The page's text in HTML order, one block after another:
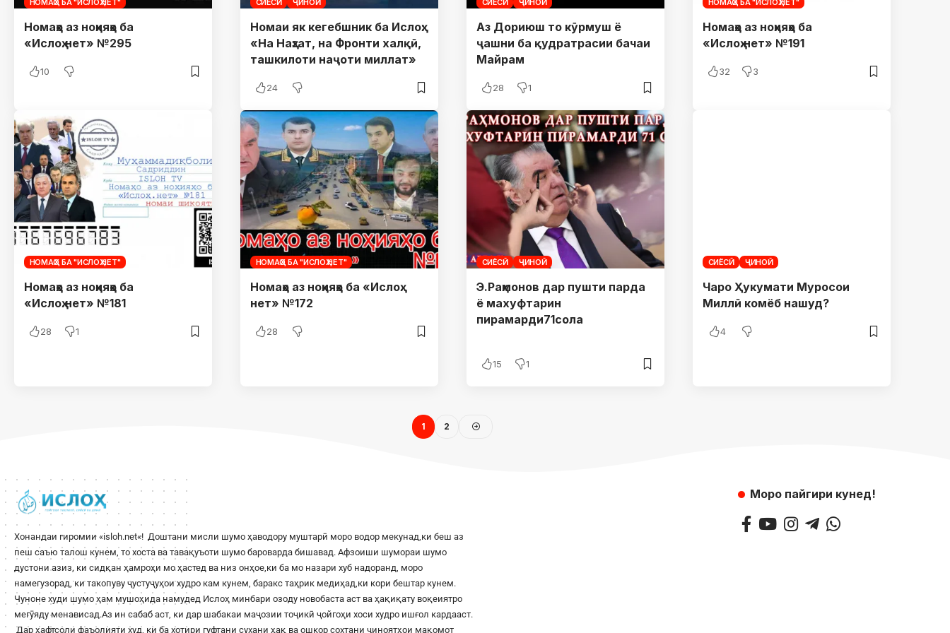
Номаҳо аз ноҳияҳо ба
«Ислоҳ.нет» №295
10
Номаи як кегебшник ба Ислоҳ:
«На Наҳзат, на Фронти халқӣ,
ташкилоти наҷоти миллат»
24
Аз Дориюш то кӯрмуш ё
ҷашни ба қудратрасии бачаи
Майрам
28 1
Номаҳо аз ноҳияҳо ба
«Ислоҳ.нет» №191
32 3
НОМАҲО БА "ИСЛОҲ.НЕТ"
Номаҳо аз ноҳияҳо ба
«Ислоҳ.нет» №181
28 1
НОМАҲО БА "ИСЛОҲ.НЕТ"
Номаҳо аз ноҳияҳо ба «Ислоҳ.
нет» №172
28
СИЁСӢ ҶИНОӢ
Э.Раҳмонов дар пушти парда
ё махуфтарин
пирамарди71сола
15 1
СИЁСӢ ҶИНОӢ
Чаро Ҳукумати Муросои
Миллӣ комёб нашуд?
4
1 2
Хонандаи гиромии «isloh.net«! Доштани мисли шумо ҳаводору муштарӣ моро водор мекунад,ки беш аз
пеш саъю талош кунем, то хоста ва тавақуъоти шумо бароварда бишавад. Афзоиши шумораи шумо
дустони азиз, ки сидқан ҳамроҳи мо ҳастед ва низ онҳое,ки ба мо назари хуб надоранд, моро
намегузорад, ки такопуву ҷустуҷуҳои худро кам кунем, баракс таҳрик медиҳад,ки кори бештар кунем.
Чуноне худи шумо ҳам мушоҳида намудед Ислоҳ минбари озоду новобаста аст ва ҳақиқату воқеиятро
мегӯяду менависад.Аз ин сабаб аст, ки дар шабакаи маҷозии тоҷикӣ ҷойгоҳи хоси худро ишғол кардааст.
Дар ҳафтсоли фаъолияти худ, ки ба хотири гуфтани сухани ҳақ ва ошкор сохтани ҷиноятҳои мақомот
Моро пайгири кунед!